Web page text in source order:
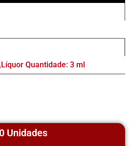
Quantidade: 3 ml
Unidades